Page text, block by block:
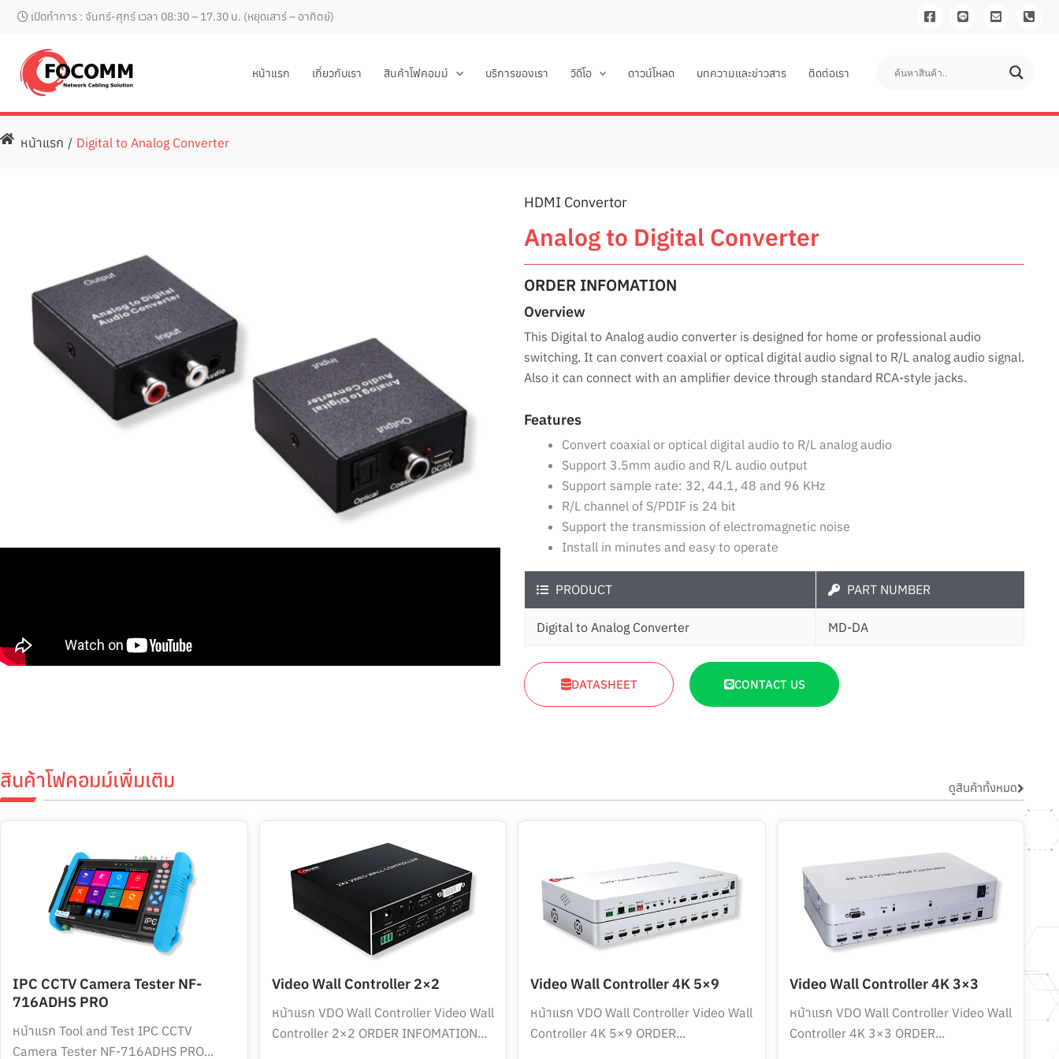
Skip
content
เปิดทำการ : จันทร์-ศุกร์ เวลา 08:30 – 17.30 น. (หยุดเสาร์ – อาทิตย์)
หน้าแรก เกี่ยวกับเรา สินค้าโฟคอมม์ บริการของเรา วิดีโอ ดาวน์โหลด บทความและข่าวสาร ติดต่อเรา
หน้าแรก / Digital to Analog Converter
HDMI Convertor
Analog to Digital Converter
ORDER INFOMATION
Overview
This Digital to Analog audio converter is designed for home or professional audio
switching. It can convert coaxial or optical digital audio signal to R/L analog audio signal.
Also it can connect with an amplifier device through standard RCA-style jacks.
Features
Convert coaxial or optical digital audio to R/L analog audio
Support 3.5mm audio and R/L audio output
Support sample rate: 32, 44.1, 48 and 96 KHz
R/L channel of S/PDIF is 24 bit
Support the transmission of electromagnetic noise
Install in minutes and easy to operate
PRODUCT PART NUMBER
Digital to Analog Converter MD-DA
DATASHEET CONTACT US
สินค้าโฟคอมม์เพิ่มเติม ดูสินค้าทั้งหมด
IPC CCTV Camera Tester NF-
716ADHS PRO
หน้าแรก Tool and Test IPC CCTV
Camera Tester NF-716ADHS PRO...
Video Wall Controller 2×2
หน้าแรก VDO Wall Controller Video Wall
Controller 2×2 ORDER INFOMATION...
Video Wall Controller 4K 5×9
หน้าแรก VDO Wall Controller Video Wall
Controller 4K 5×9 ORDER...
Video Wall Controller 4K 3×3
หน้าแรก VDO Wall Controller Video Wall
Controller 4K 3×3 ORDER...